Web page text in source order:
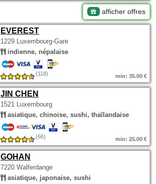
afficher offres
EVEREST
1229 Luxembourg-Gare
indienne, népalaise
(118) min: 35.00 €
JIN CHEN
1521 Luxembourg
asiatique, chinoise, sushi, thaïlandaise
(66) min: 25.00 €
GOHAN
7220 Walferdange
asiatique, japonaise, sushi